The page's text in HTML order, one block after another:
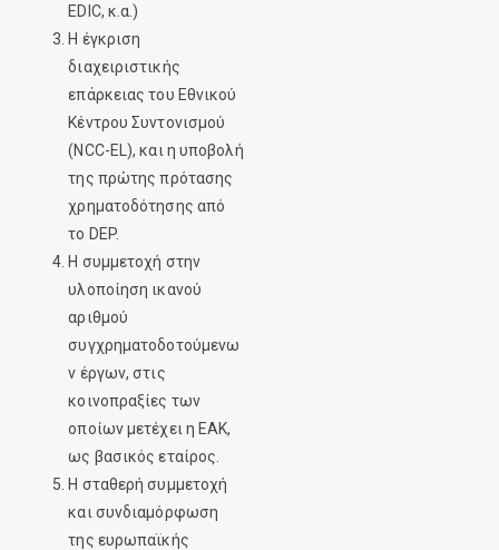
EDIC, κ.α.)
Η έγκριση
διαχειριστικής
επάρκειας του Εθνικού
Κέντρου Συντονισμού
(NCC-EL), και η υποβολή
της πρώτης πρότασης
χρηματοδότησης από
το DEP.
Η συμμετοχή στην
υλοποίηση ικανού
αριθμού
συγχρηματοδοτούμενω
ν έργων, στις
κοινοπραξίες των
οποίων μετέχει η ΕΑΚ,
ως βασικός εταίρος.
Η σταθερή συμμετοχή
και συνδιαμόρφωση
της ευρωπαϊκής